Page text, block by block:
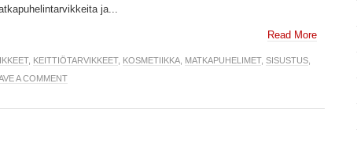
ja...
Read More
, KEITTIÖTARVIKKEET, KOSMETIIKKA MATKAPUHELIMET, SISUSTUS
A COMMENT